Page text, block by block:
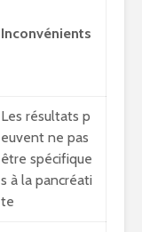
Inconvénients
Les résultats p
euvent ne pas
être spécifique
s à la pancréati
te